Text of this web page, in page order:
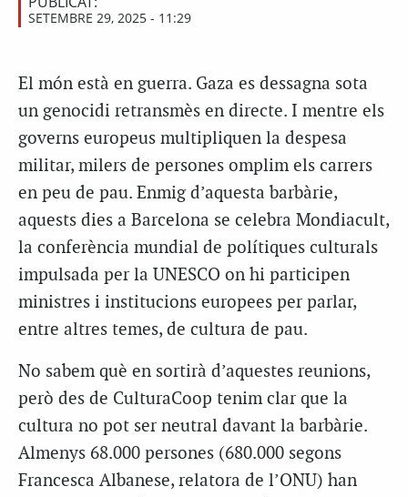
SETEMBRE 29, 2025 - 11:29
El món està en guerra. Gaza es dessagna sota
un genocidi retransmès en directe. I mentre els
governs europeus multipliquen la despesa
militar, milers de persones omplim els carrers
en peu de pau. Enmig d’aquesta barbàrie,
aquests dies a Barcelona se celebra Mondiacult,
la conferència mundial de polítiques culturals
impulsada per la UNESCO on hi participen
ministres i institucions europees per parlar,
entre altres temes, de cultura de pau.
No sabem què en sortirà d’aquestes reunions,
però des de CulturaCoop tenim clar que la
cultura no pot ser neutral davant la barbàrie.
Almenys 68.000 persones (680.000 segons
Francesca Albanese, relatora de l’ONU) han